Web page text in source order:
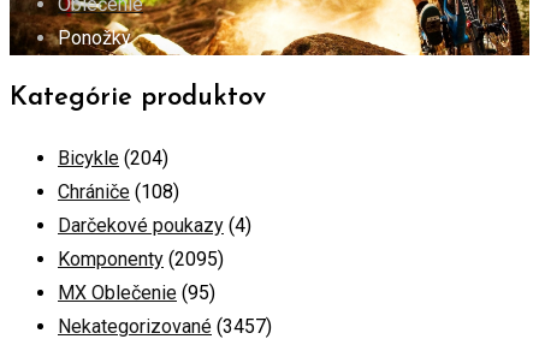
Ponožky
Kategórie produktov
Bicykle (204)
Chrániče (108)
Darčekové poukazy (4)
Komponenty (2095)
MX Oblečenie (95)
Nekategorizované (3457)